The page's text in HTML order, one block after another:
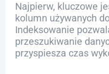
Najpierw, kluczowe
kolumn używanych
Indeksowanie
przeszukiwanie
przyspiesza czas